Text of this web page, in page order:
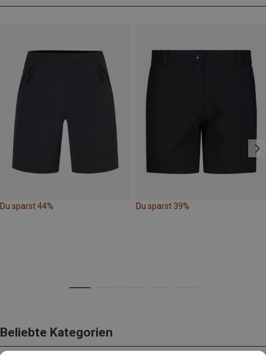
Du sparst 44% Du sparst 39%
Beliebte Kategorien